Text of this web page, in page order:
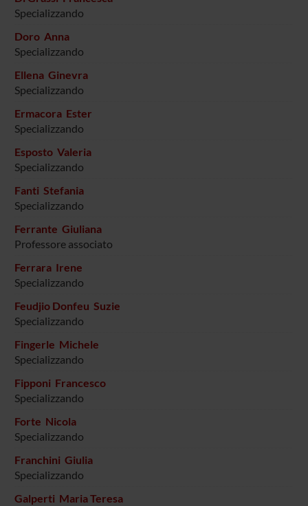
Specializzando
Doro Anna
Specializzando
Ellena Ginevra
Specializzando
Ermacora Ester
Specializzando
Esposto Valeria
Specializzando
Fanti Stefania
Specializzando
Ferrante Giuliana
Professore associato
Ferrara Irene
Specializzando
Feudjio Donfeu Suzie
Specializzando
Fingerle Michele
Specializzando
Fipponi Francesco
Specializzando
Forte Nicola
Specializzando
Franchini Giulia
Specializzando
Galperti Maria Teresa